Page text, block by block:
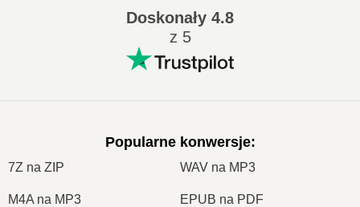
Doskonały 4.8
z 5
Popularne konwersje:
7Z na ZIP WAV na MP3
M4A na MP3 EPUB na PDF